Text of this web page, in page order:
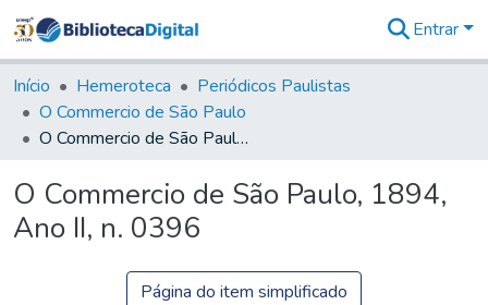
&
Coleções
Tudo na
Biblioteca
Estatísticas
Entrar
Início Hemeroteca
Periódicos Paulistas
O Commercio de São Paulo
O Commercio de São Paulo, 1894, Ano II, n. 0396
O Commercio de São Paulo, 1894,
Ano II, n. 0396
Página do item simplificado